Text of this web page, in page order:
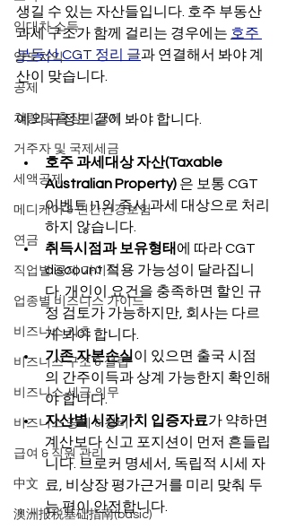
임대차 소득
양도차익
공제
차량 및 출장비 공제
거주자 및 국제세금
세액공제
메디케어 & 민간건강보험
연금
직업별 공제 가이드
업종별 비즈니스 가이드
비즈니스 기초
비즈니스 구조 & 설립
비즈니스 세금 의무
비즈니스 공제 & 경비
급여 & 직원 관리
中文
澳洲报税基础指南(basic)
생길 수 있는 자산들입니다. 호주 부동산
과세 구조가 함께 걸리는 경우에는 호주
부동산 CGT 정리 글과 연결해서 봐야 계
산이 맞습니다.
예외 규정도 같이 봐야 합니다.
호주 과세대상 자산(Taxable
Australian Property) 은 보통 CGT
이벤트 I1의 즉시 과세 대상으로 처리
하지 않습니다.
취득시점과 보유형태 에 따라 CGT
discount 적용 가능성이 달라집니
다. 개인이 요건을 충족하면 할인 규
정 검토가 가능하지만, 회사는 다르
게 봐야 합니다.
기존 자본손실 이 있으면 출국 시점
의 간주이득과 상계 가능한지 확인해
야 합니다.
자산별 시장가치 입증자료가 약하면
계산보다 신고 포지션이 먼저 흔들립
니다. 브로커 명세서, 독립적 시세 자
료, 비상장 평가근거를 미리 맞춰 두
는 편이 안전합니다.